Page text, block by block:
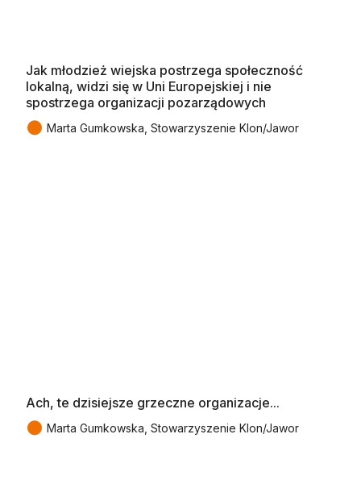
Jak młodzież wiejska postrzega społeczność
lokalną, widzi się w Uni Europejskiej i nie
spostrzega organizacji pozarządowych
● Marta Gumkowska, Stowarzyszenie Klon/Jawor
Ach, te dzisiejsze grzeczne organizacje...
● Marta Gumkowska, Stowarzyszenie Klon/Jawor